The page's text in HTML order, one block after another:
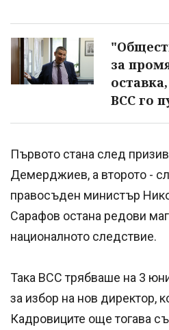
за
ВСС го
Първото стана след
Демерджиев, а второто -
правосъден министър
Сарафов остана редови
националното следствие.
Така ВСС трябваше на 3
за избор на нов директор,
Кадровиците още тогава